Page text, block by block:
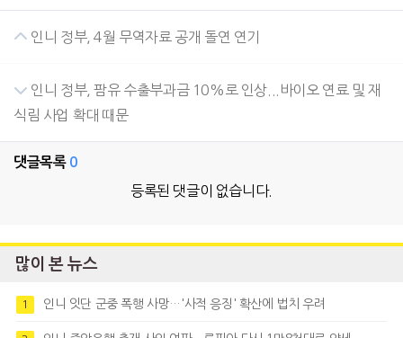
인니 정부, 4월 무역자료 공개 돌연 연기
인니 정부, 팜유 수출부과금 10%로 인상...바이오 연료 및 재
식림 사업 확대 때문
댓글목록 0
등록된 댓글이 없습니다.
많이 본 뉴스
1 인니 잇단 군중 폭행 사망…'사적 응징' 확산에 법치 우려